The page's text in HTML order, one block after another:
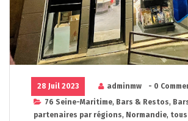
28 Juil 2023 adminmw
- 0
76 Seine-Maritime, Bars & Restos,
partenaires par régions, Normandie,